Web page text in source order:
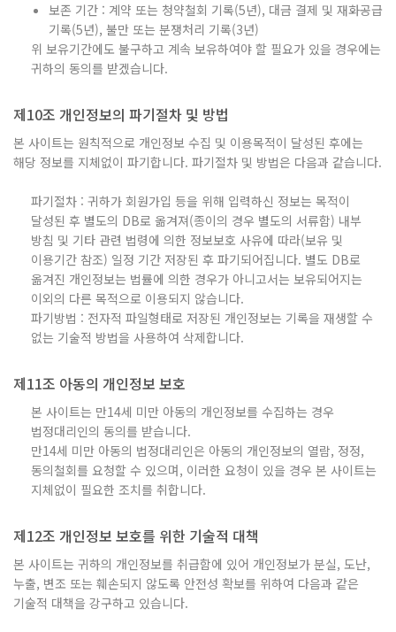
보존 기간 : 계약 또는 청약철회 기록(5년), 대금 결제 및 재화공급
기록(5년), 불만 또는 분쟁처리 기록(3년)
위 보유기간에도 불구하고 계속 보유하여야 할 필요가 있을 경우에는
귀하의 동의를 받겠습니다.
제10조 개인정보의 파기절차 및 방법
본 사이트는 원칙적으로 개인정보 수집 및 이용목적이 달성된 후에는
해당 정보를 지체없이 파기합니다. 파기절차 및 방법은 다음과 같습니다.
파기절차 : 귀하가 회원가입 등을 위해 입력하신 정보는 목적이
달성된 후 별도의 DB로 옮겨져(종이의 경우 별도의 서류함) 내부
방침 및 기타 관련 법령에 의한 정보보호 사유에 따라(보유 및
이용기간 참조) 일정 기간 저장된 후 파기되어집니다. 별도 DB로
옮겨진 개인정보는 법률에 의한 경우가 아니고서는 보유되어지는
이외의 다른 목적으로 이용되지 않습니다.
파기방법 : 전자적 파일형태로 저장된 개인정보는 기록을 재생할 수
없는 기술적 방법을 사용하여 삭제합니다.
제11조 아동의 개인정보 보호
본 사이트는 만14세 미만 아동의 개인정보를 수집하는 경우
법정대리인의 동의를 받습니다.
만14세 미만 아동의 법정대리인은 아동의 개인정보의 열람, 정정,
동의철회를 요청할 수 있으며, 이러한 요청이 있을 경우 본 사이트는
지체없이 필요한 조치를 취합니다.
제12조 개인정보 보호를 위한 기술적 대책
본 사이트는 귀하의 개인정보를 취급함에 있어 개인정보가 분실, 도난,
누출, 변조 또는 훼손되지 않도록 안전성 확보를 위하여 다음과 같은
기술적 대책을 강구하고 있습니다.